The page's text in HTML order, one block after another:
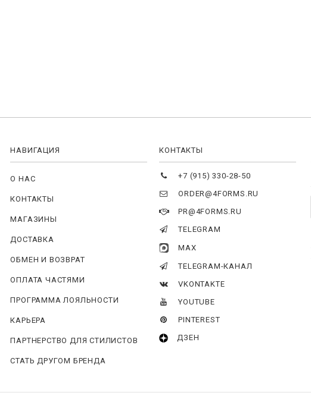
НАВИГАЦИЯ
О НАС
КОНТАКТЫ
МАГАЗИНЫ
ДОСТАВКА
ОБМЕН И ВОЗВРАТ
ОПЛАТА ЧАСТЯМИ
ПРОГРАММА ЛОЯЛЬНОСТИ
КАРЬЕРА
ПАРТНЕРСТВО ДЛЯ СТИЛИСТОВ
СТАТЬ ДРУГОМ БРЕНДА
КОНТАКТЫ
+7 (915) 330-28-50
ORDER@4FORMS.RU
PR@4FORMS.RU
TELEGRAM
MAX
TELEGRAM-КАНАЛ
VKONTAKTE
YOUTUBE
PINTEREST
ДЗЕН